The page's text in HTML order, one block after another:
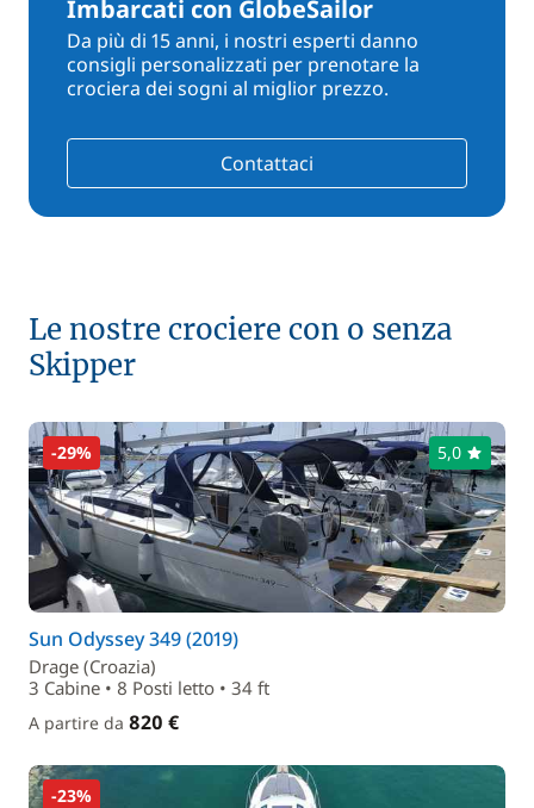
Imbarcati con GlobeSailor
Da più di 15 anni, i nostri esperti danno
consigli personalizzati per prenotare la
crociera dei sogni al miglior prezzo.
Contattaci
Le nostre crociere con o senza
Skipper
-29% 5,0
Sun Odyssey 349 (2019)
Drage (Croazia)
3 Cabine • 8 Posti letto • 34 ft
A partire da 820 €
-23%